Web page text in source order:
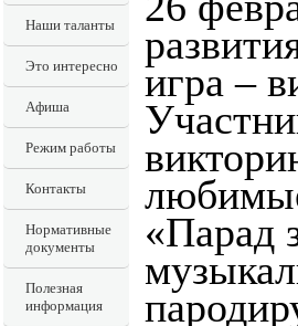
Наши таланты
Это интересно
Афиша
Режим работы
Контакты
Нормативные
документы
Полезная
информация
игра –
«Парад